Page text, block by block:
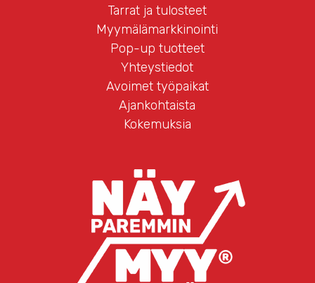
Tarrat ja tulosteet
Myymälämarkkinointi
Pop-up tuotteet
Yhteystiedot
Avoimet työpaikat
Ajankohtaista
Kokemuksia